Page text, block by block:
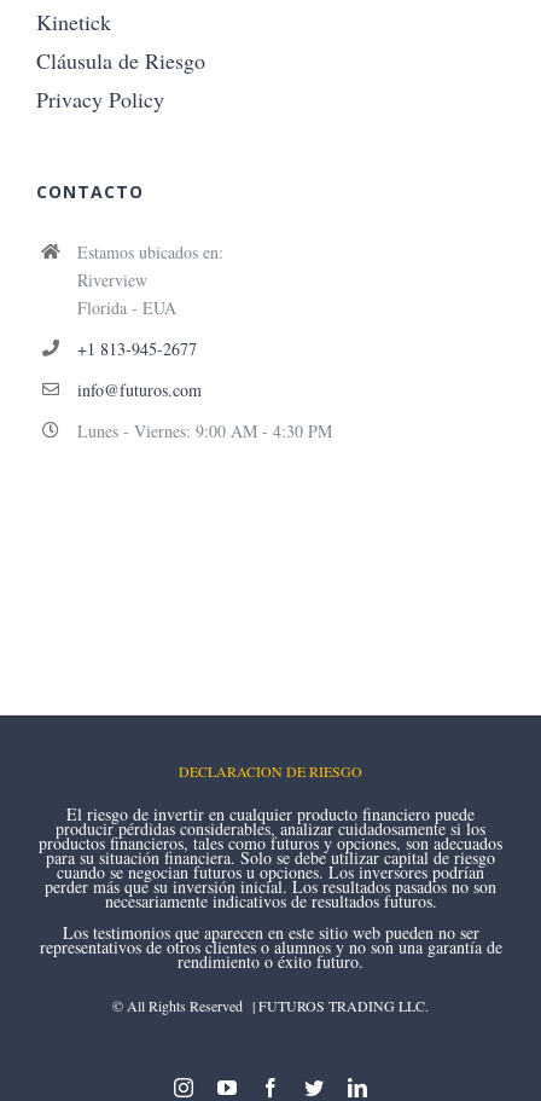
Kinetick
Cláusula de Riesgo
Privacy Policy
CONTACTO
Estamos ubicados en:
Riverview
Florida - EUA
+1 813-945-2677
info@futuros.com
Lunes - Viernes: 9:00 AM - 4:30 PM
DECLARACION DE RIESGO
El riesgo de invertir en cualquier producto financiero puede
producir pérdidas considerables, analizar cuidadosamente si los
productos financieros, tales como futuros y opciones, son adecuados
para su situación financiera. Solo se debe utilizar capital de riesgo
cuando se negocian futuros u opciones. Los inversores podrían
perder más que su inversión inicial. Los resultados pasados no son
necesariamente indicativos de resultados futuros.
Los testimonios que aparecen en este sitio web pueden no ser
representativos de otros clientes o alumnos y no son una garantía de
rendimiento o éxito futuro.
© All Rights Reserved | FUTUROS TRADING LLC.
instagramyoutubefacebook
twitterlinkedin